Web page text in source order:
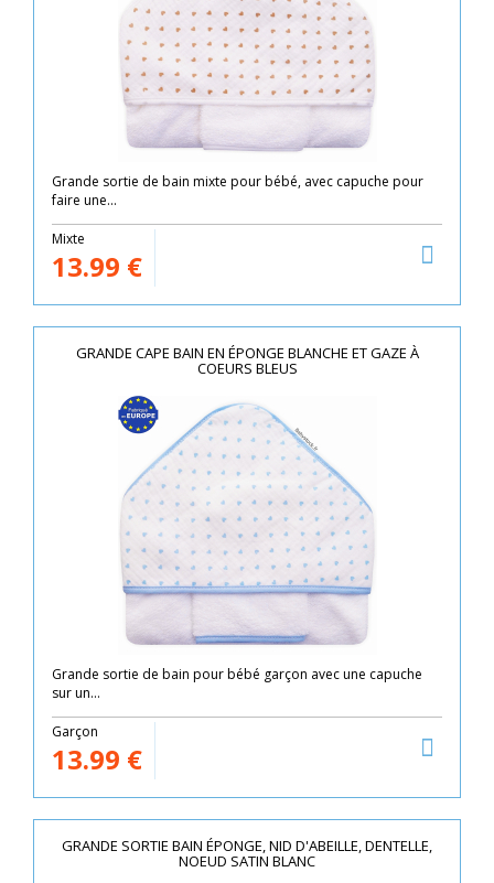
Grande sortie de bain mixte pour bébé, avec capuche pour
faire une...
Mixte
13.99 €
GRANDE CAPE BAIN EN ÉPONGE BLANCHE ET GAZE À
COEURS BLEUS
Grande sortie de bain pour bébé garçon avec une capuche
sur un...
Garçon
13.99 €
GRANDE SORTIE BAIN ÉPONGE, NID D'ABEILLE, DENTELLE,
NOEUD SATIN BLANC